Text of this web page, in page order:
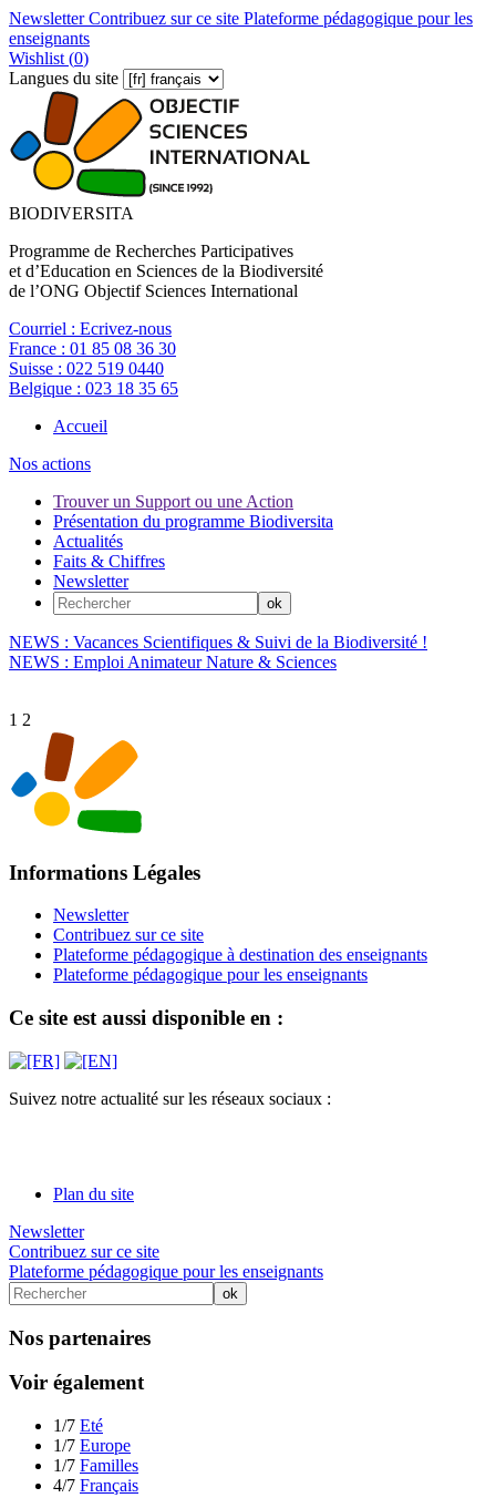
NewsletterContribuez sur ce site Plateforme pédagogique pour les
enseignants
Wishlist (0)
Langues du site
BIODIVERSITA
Programme de Recherches Participatives
et d’Education en Sciences de la Biodiversité
de l’ONG Objectif Sciences International
Courriel : Ecrivez-nous
France : 01 85 08 36 30
Suisse : 022 519 0440
Belgique : 023 18 35 65
Accueil
Nos actions
Trouver un Support ou une Action
Présentation du programme Biodiversita
Actualités
Faits & Chiffres
Newsletter
NEWS : Vacances Scientifiques & Suivi de la Biodiversité !
NEWS : Emploi Animateur Nature & Sciences
1 2
Informations Légales
Newsletter
Contribuez sur ce site
Plateforme pédagogique à destination des enseignants
Plateforme pédagogique pour les enseignants
Ce site est aussi disponible en :
Suivez notre actualité sur les réseaux sociaux :
Plan du site
Newsletter
Contribuez sur ce site
Plateforme pédagogique pour les enseignants
Nos partenaires
Voir également
1/7 Eté
1/7 Europe
1/7 Familles
4/7 Français